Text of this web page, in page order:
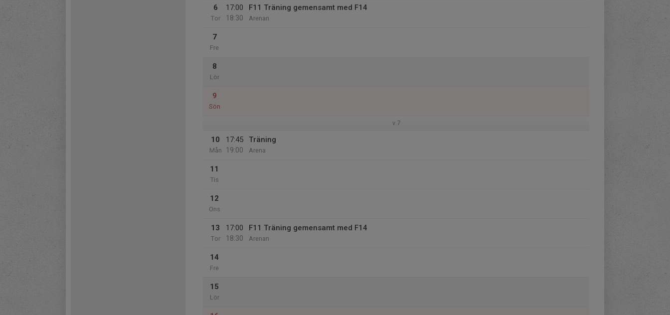
6
Tor
17:00
18:30
F11 Träning gemensamt med F14
Arenan
7
Fre
8
Lör
9
Sön
v.7
10
Mån
17:45
19:00
Träning
Arena
11
Tis
12
Ons
13
Tor
17:00
18:30
F11 Träning gemensamt med F14
Arenan
14
Fre
15
Lör